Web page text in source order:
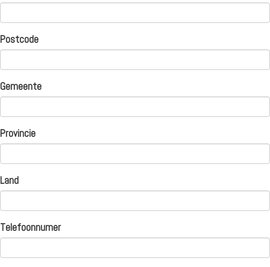
Postcode
Gemeente
Provincie
Land
Telefoonnumer